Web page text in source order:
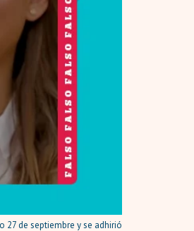
de septiembre y se adhirió